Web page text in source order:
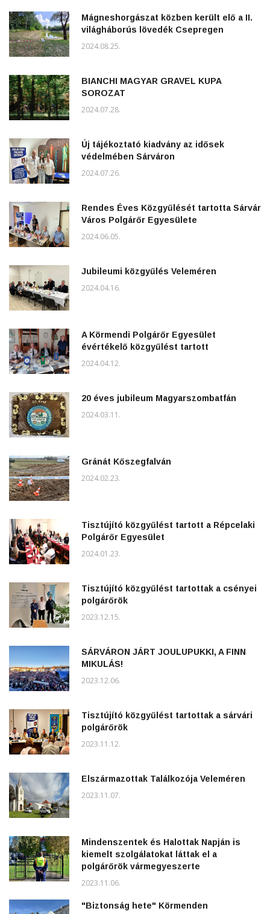
Mágneshorgászat közben került elő a II.
világháborús lövedék Csepregen
2024.08.25.
BIANCHI MAGYAR GRAVEL KUPA
SOROZAT
2024.07.28.
Új tájékoztató kiadvány az idősek
védelmében Sárváron
2024.07.26.
Rendes Éves Közgyűlését tartotta Sárvár
Város Polgárőr Egyesülete
2024.06.05.
Jubileumi közgyűlés Veleméren
2024.04.16.
A Körmendi Polgárőr Egyesület
évértékelő közgyűlést tartott
2024.04.12.
20 éves jubileum Magyarszombatfán
2024.03.11.
Gránát Kőszegfalván
2024.02.23.
Tisztújító közgyűlést tartott a Répcelaki
Polgárőr Egyesület
2024.01.23.
Tisztújító közgyűlést tartottak a csényei
polgárőrök
2023.12.15.
SÁRVÁRON JÁRT JOULUPUKKI, A FINN
MIKULÁS!
2023.12.06.
Tisztújító közgyűlést tartottak a sárvári
polgárőrök
2023.11.12.
Elszármazottak Találkozója Veleméren
2023.11.07.
Mindenszentek és Halottak Napján is
kiemelt szolgálatokat láttak el a
polgárőrök vármegyeszerte
2023.11.06.
"Biztonság hete" Körmenden